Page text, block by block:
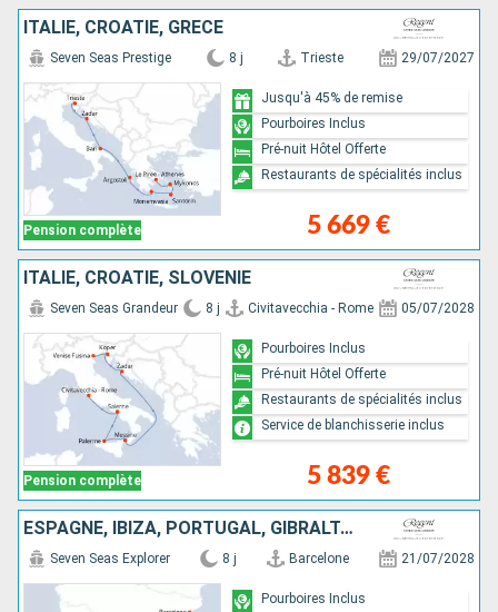
ITALIE, CROATIE, GRÈCE
Pension complète
Seven Seas Prestige 8 j Trieste 29/07/2027
5 669 €
Jusqu'à 45% de remise
Pourboires Inclus
Pré-nuit Hôtel Offerte
Restaurants de spécialités inclus
ITALIE, CROATIE, SLOVÉNIE
Pension complète
Seven Seas Grandeur 8 j Civitavecchia - Rome 05/07/2028
5 839 €
Pourboires Inclus
Pré-nuit Hôtel Offerte
Restaurants de spécialités inclus
Service de blanchisserie inclus
ESPAGNE, IBIZA, PORTUGAL, GIBRALTAR
Seven Seas Explorer 8 j Barcelone 21/07/2028
Pourboires Inclus